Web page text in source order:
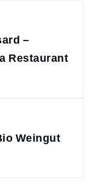
–
Restaurant
Weingut